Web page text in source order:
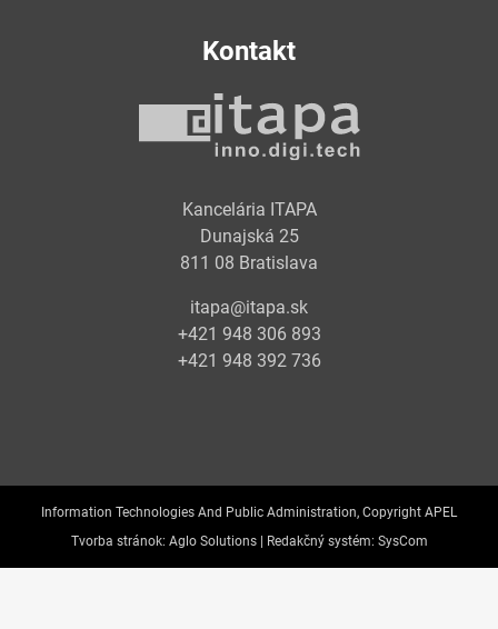
Kontakt
Kancelária ITAPA
Dunajská 25
811 08 Bratislava
itapa@itapa.sk
+421 948 306 893
+421 948 392 736
Information Technologies And Public Administration, Copyright APEL
Tvorba stránok: Aglo Solutions | Redakčný systém: SysCom